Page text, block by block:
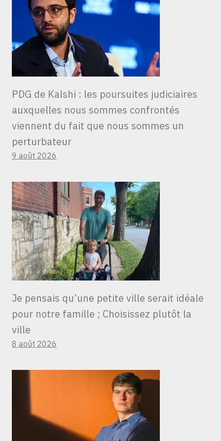
PDG de Kalshi : les poursuites judiciaires
auxquelles nous sommes confrontés
viennent du fait que nous sommes un
perturbateur
9 août 2026
Je pensais qu’une petite ville serait idéale
pour notre famille ; Choisissez plutôt la
ville
8 août 2026